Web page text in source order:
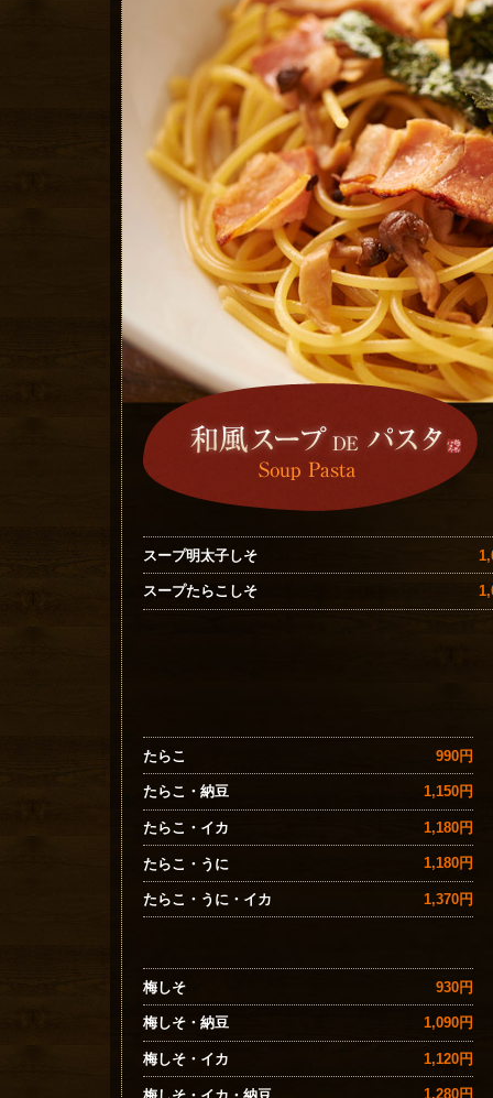
スープ明太子しそ
スープたらこしそ
たらこ 990円
たらこ・納豆 1,150円
たらこ・イカ 1,180円
たらこ・うに 1,180円
たらこ・うに・イカ 1,370円
梅しそ 930円
梅しそ・納豆 1,090円
梅しそ・イカ 1,120円
1,280円